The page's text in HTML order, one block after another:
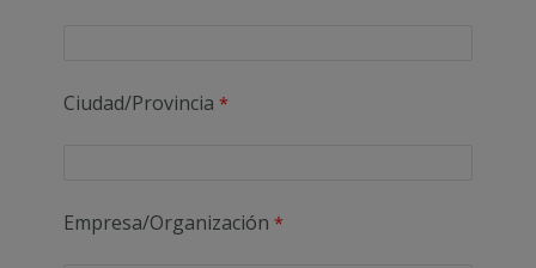
Ciudad/Provincia
Empresa/Organización